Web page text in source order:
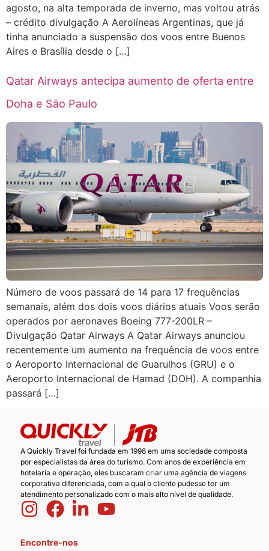
agosto, na alta temporada de inverno, mas voltou atrás
– crédito divulgação A Aerolíneas Argentinas, que já
tinha anunciado a suspensão dos voos entre Buenos
Aires e Brasília desde o […]
Qatar Airways antecipa aumento de oferta entre
Doha e São Paulo
Número de voos passará de 14 para 17 frequências
semanais, além dos dois voos diários atuais Voos serão
operados por aeronaves Boeing 777-200LR –
Divulgação Qatar Airways A Qatar Airways anunciou
recentemente um aumento na frequência de voos entre
o Aeroporto Internacional de Guarulhos (GRU) e o
Aeroporto Internacional de Hamad (DOH). A companhia
passará […]
A Quickly Travel foi fundada em 1998 em uma sociedade composta
por especialistas da área do turismo. Com anos de experiência em
hotelaria e operação, eles buscaram criar uma agência de viagens
corporativa diferenciada, com a qual o cliente pudesse ter um
atendimento personalizado com o mais alto nível de qualidade.
Encontre-nos